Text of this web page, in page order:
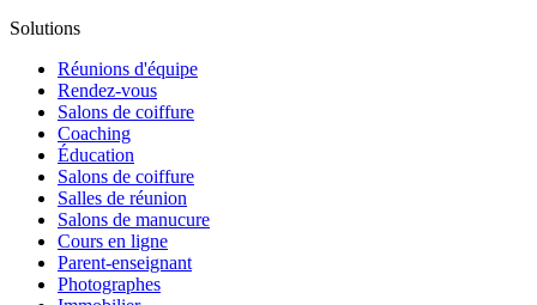
Solutions
Réunions d'équipe
Rendez-vous
Salons de coiffure
Coaching
Éducation
Salons de coiffure
Salles de réunion
Salons de manucure
Cours en ligne
Parent-enseignant
Photographes